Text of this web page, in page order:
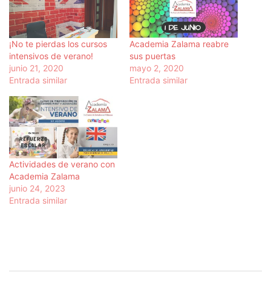
¡No te pierdas los cursos
intensivos de verano!
junio 21, 2020
Entrada similar
Academia Zalama reabre
sus puertas
mayo 2, 2020
Entrada similar
Actividades de verano con
Academia Zalama
junio 24, 2023
Entrada similar